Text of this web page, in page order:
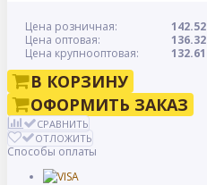
Цена розничная: 142.52
Цена оптовая:
136.32
Цена крупнооптовая:
132.61
В КОРЗИНУ
ОФОРМИТЬ ЗАКАЗ
СРАВНИТЬ
ОТЛОЖИТЬ
Способы оплаты